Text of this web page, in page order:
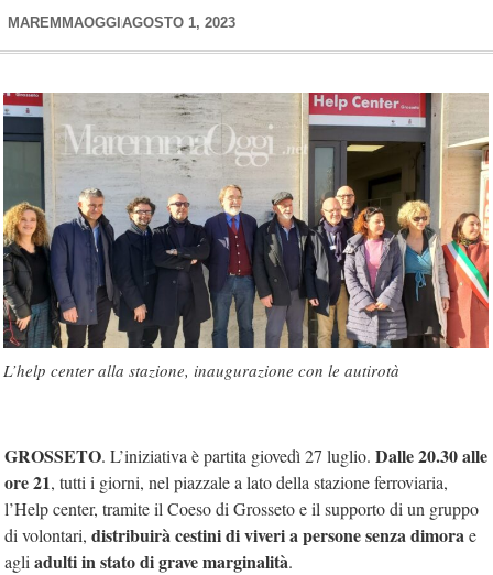
MAREMMAOGGI AGOSTO 1, 2023
L’help center alla stazione, inaugurazione con le autirotà
GROSSETO. L’iniziativa è partita giovedì 27 luglio. Dalle 20.30 alle
ore 21, tutti i giorni, nel piazzale a lato della stazione ferroviaria,
l’Help center, tramite il Coeso di Grosseto e il supporto di un gruppo
di volontari, distribuirà cestini di viveri a persone senza dimorae
agli adulti in stato di grave marginalità.